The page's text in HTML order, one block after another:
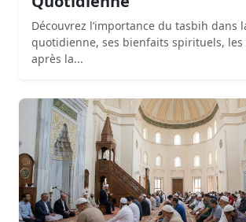
Découvrez l’importance du tasbih dans
quotidienne, ses bienfaits spirituels, les
après la...